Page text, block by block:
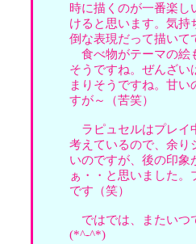
時に描くのが一番楽し
けると思います。気持
倒な表現だって描いて
食べ物がテーマの絵
そうですね。ぜんざい
まりそうですね。甘
すが～（苦笑）
ラピュセルはプレイ
考えているので、余り
いのですが、後の印象
ぁ・・と思いました。
です（笑）
ではでは、またいつ
(*^-^*)